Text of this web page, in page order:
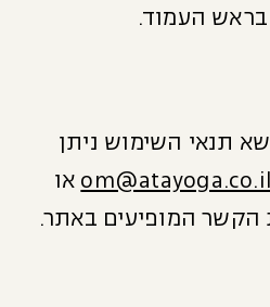
בראש העמוד.
תנאי השימוש ניתן
om@atayoga.co.il או
הקשר המופיעים באתר.